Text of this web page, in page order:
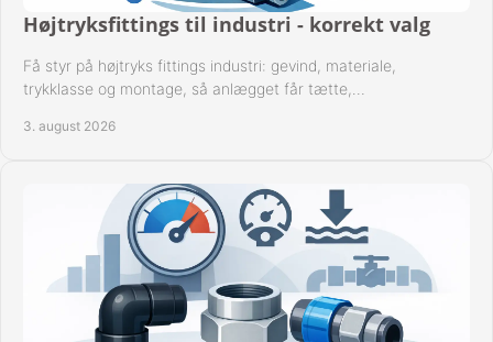
Højtryksfittings til industri - korrekt valg
Få styr på højtryks fittings industri: gevind, materiale,
trykklasse og montage, så anlægget får tætte,
3. august 2026